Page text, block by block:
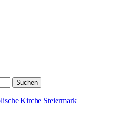
Suchen
Kirche Steiermark